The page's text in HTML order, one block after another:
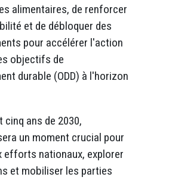
alimentaires, de renforcer
et de débloquer des
pour accélérer l'action
objectifs de
durable (ODD) à l'horizon
cinq ans de 2030,
un moment crucial pour
efforts nationaux, explorer
et mobiliser les parties